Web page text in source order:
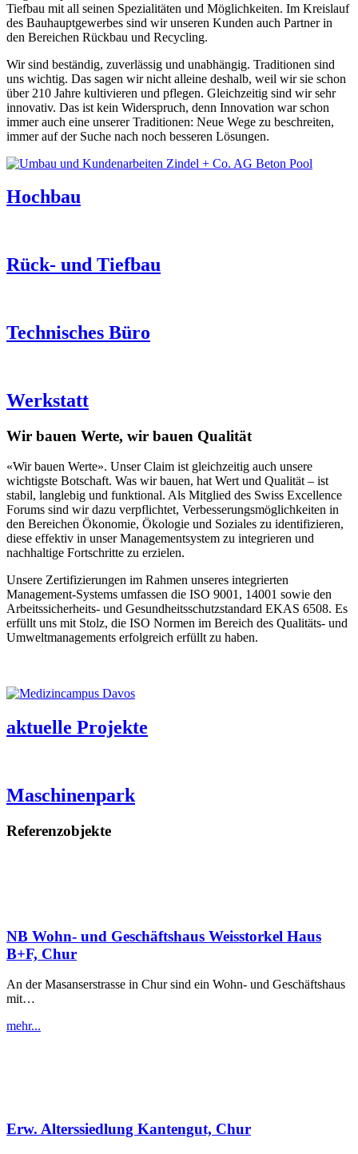
Tiefbau mit all seinen Spezialitäten und Möglichkeiten. Im Kreislauf
des Bauhauptgewerbes sind wir unseren Kunden auch Partner in
den Bereichen Rückbau und Recycling.
Wir sind beständig, zuverlässig und unabhängig. Traditionen sind
uns wichtig. Das sagen wir nicht alleine deshalb, weil wir sie schon
über 210 Jahre kultivieren und pflegen. Gleichzeitig sind wir sehr
innovativ. Das ist kein Widerspruch, denn Innovation war schon
immer auch eine unserer Traditionen: Neue Wege zu beschreiten,
immer auf der Suche nach noch besseren Lösungen.
Hochbau
Rück- und Tiefbau
Technisches Büro
Werkstatt
Wir bauen Werte, wir bauen Qualität
«Wir bauen Werte». Unser Claim ist gleichzeitig auch unsere
wichtigste Botschaft. Was wir bauen, hat Wert und Qualität – ist
stabil, langlebig und funktional. Als Mitglied des Swiss Excellence
Forums sind wir dazu verpflichtet, Verbesserungsmöglichkeiten in
den Bereichen Ökonomie, Ökologie und Soziales zu identifizieren,
diese effektiv in unser Managementsystem zu integrieren und
nachhaltige Fortschritte zu erzielen.
Unsere Zertifizierungen im Rahmen unseres integrierten
Management-Systems umfassen die ISO 9001, 14001 sowie den
Arbeitssicherheits- und Gesundheitsschutzstandard EKAS 6508. Es
erfüllt uns mit Stolz, die ISO Normen im Bereich des Qualitäts- und
Umweltmanagements erfolgreich erfüllt zu haben.
aktuelle Projekte
Maschinenpark
Referenzobjekte
NB Wohn- und Geschäftshaus Weisstorkel Haus
B+F, Chur
An der Masanserstrasse in Chur sind ein Wohn- und Geschäftshaus
mit…
mehr...
Erw. Alterssiedlung Kantengut, Chur